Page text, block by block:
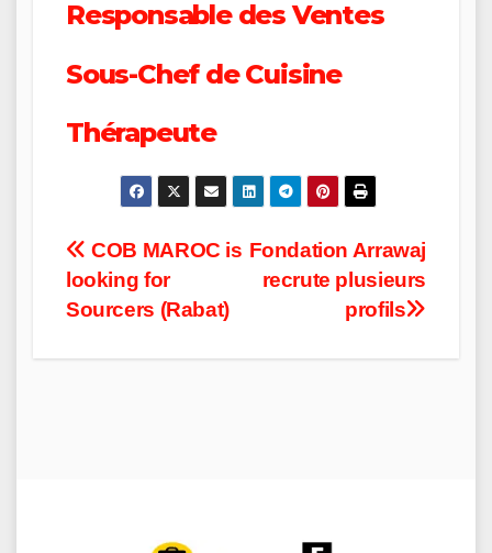
Responsable des Ventes
Sous-Chef de Cuisine
Thérapeute
Post
navigation
Fondation Arrawaj
recrute plusieurs
profils
COB MAROC is
looking for
Sourcers (Rabat)